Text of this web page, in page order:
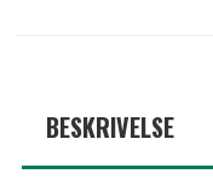
BESKRIVELSE